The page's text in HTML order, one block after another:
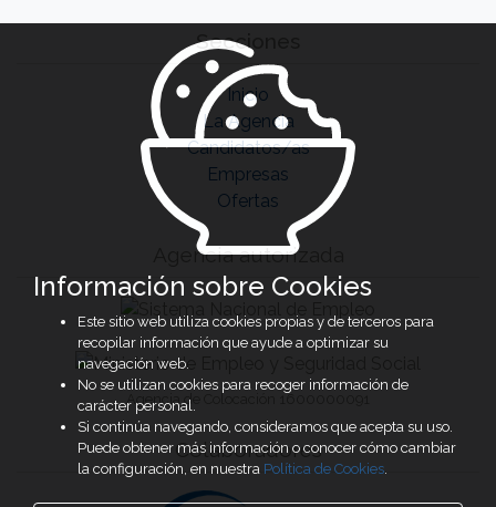
Secciones
Inicio
La Agencia
Candidatos/as
Empresas
Ofertas
Agencia autorizada
Agencia de Colocación 1600000091
Colaboradores
Información sobre Cookies
Este sitio web utiliza cookies propias y de terceros para
recopilar información que ayude a optimizar su
navegación web.
No se utilizan cookies para recoger información de
carácter personal.
Si continúa navegando, consideramos que acepta su uso.
Puede obtener más información o conocer cómo cambiar
la configuración, en nuestra Política de Cookies.